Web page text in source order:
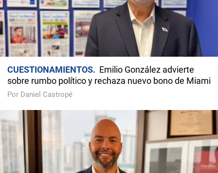
CUESTIONAMIENTOS
Emilio González advierte
sobre rumbo político y rechaza nuevo bono de Miami
Por Daniel Castropé